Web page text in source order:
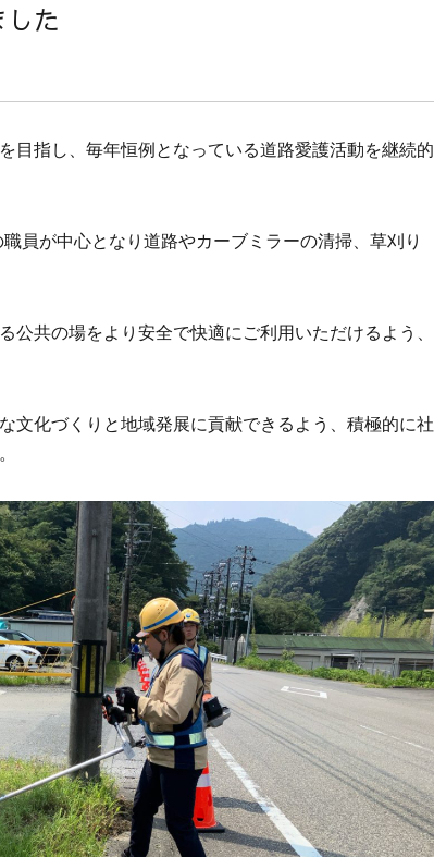
た
目指し、毎年恒例となっている道路愛護活動を継続的
員が中心となり道路やカーブミラーの清掃、草刈り
公共の場をより安全で快適にご利用いただけるよう、
文化づくりと地域発展に貢献できるよう、積極的に社